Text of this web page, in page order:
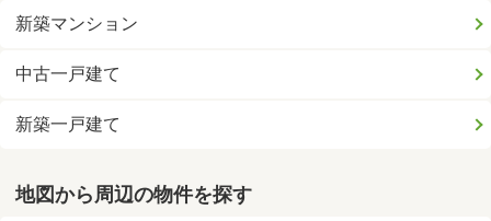
新築マンション
中古一戸建て
新築一戸建て
地図から周辺の物件を探す